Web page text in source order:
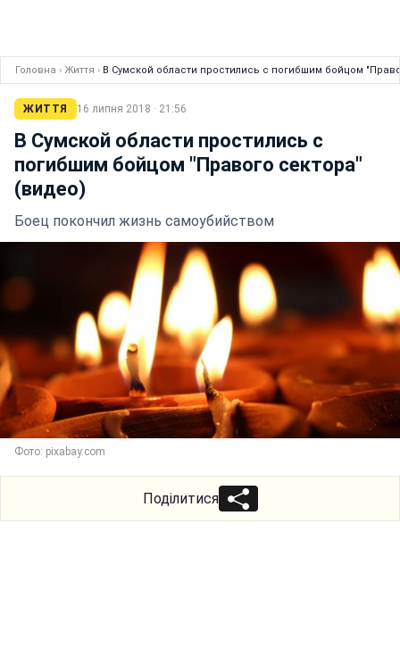
Головна › Життя › В Сумской области простились с погибшим бойцом
ЖИТТЯ 16 липня 2018 · 21:56
В Сумской области простились с
погибшим бойцом "Правого сектора"
(видео)
Боец покончил жизнь самоубийством
Фото: pixabay.com
Поділитися